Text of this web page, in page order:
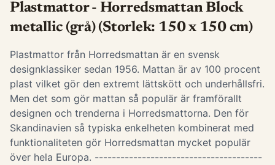
Plastmattor - Horredsmattan Block
metallic (grå) (Storlek: 150 x 150 cm)
Plastmattor från Horredsmattan är en svensk
designklassiker sedan 1956. Mattan är av 100 procent
plast vilket gör den extremt lättskött och underhållsfri.
Men det som gör mattan så populär är framförallt
designen och trenderna i Horredsmattorna. Den för
Skandinavien så typiska enkelheten kombinerat med
funktionaliteten gör Horredsmattan mycket populär
över hela Europa. ---------------------------------------